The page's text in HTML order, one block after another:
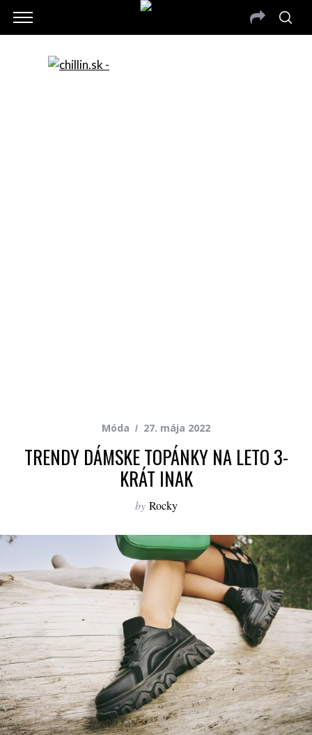
Móda 27. mája 2022
TRENDY DÁMSKE TOPÁNKY NA LETO 3-
KRÁT INAK
by Rocky